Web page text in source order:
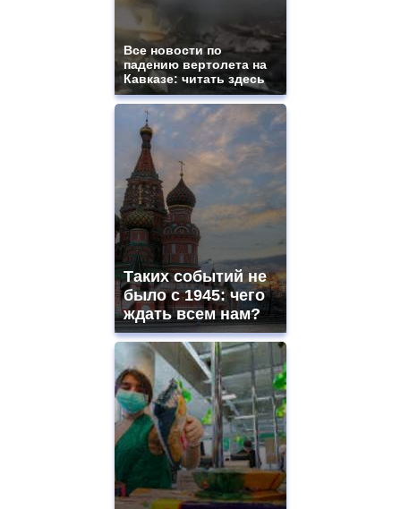
Все новости по
падению вертолета на
Кавказе: читать здесь
Таких событий не
было с 1945: чего
ждать всем нам?